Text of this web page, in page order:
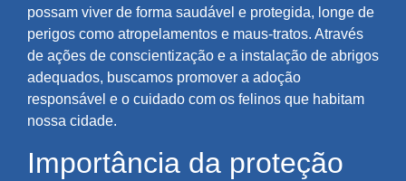
possam viver de forma saudável e protegida, longe de
perigos como atropelamentos e maus-tratos. Através
de ações de conscientização e a instalação de abrigos
adequados, buscamos promover a adoção
responsável e o cuidado com os felinos que habitam
nossa cidade.
Importância da proteção